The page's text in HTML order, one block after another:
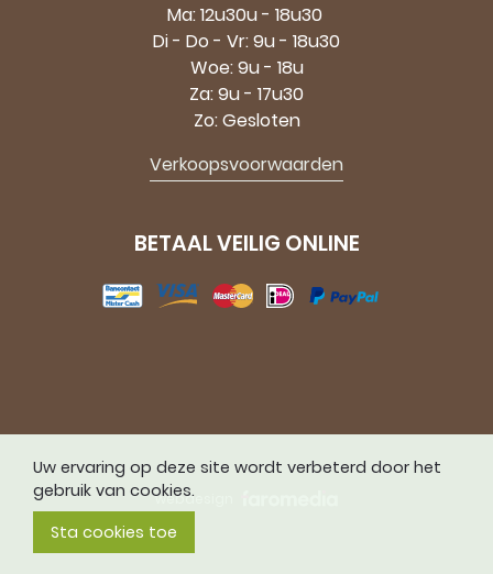
Ma: 12u30u - 18u30
Di - Do - Vr: 9u - 18u30
Woe: 9u - 18u
Za: 9u - 17u30
Zo: Gesloten
Verkoopsvoorwaarden
BETAAL VEILIG ONLINE
webdesign
Uw ervaring op deze site wordt verbeterd door het
gebruik van cookies.
Sta cookies toe